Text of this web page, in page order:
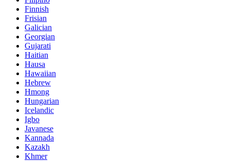
Finnish
Frisian
Galician
Georgian
Gujarati
Haitian
Hausa
Hawaiian
Hebrew
Hmong
Hungarian
Icelandic
Igbo
Javanese
Kannada
Kazakh
Khmer